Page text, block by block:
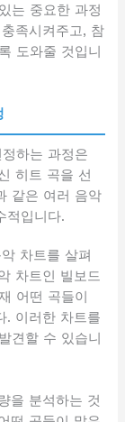
는 중요한 과정
족시켜주고, 참
도와줄 것입니
하는 과정은
히트 곡을 선
같은 여러 음악
적입니다.
차트를 살펴
차트인 빌보드
어떤 곡들이
. 이러한 차트를
견할 수 있습니
을 분석하는 것